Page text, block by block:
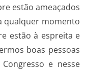
estão ameaçados
qualquer momento
estão à espreita e
boas pessoas
e nesse